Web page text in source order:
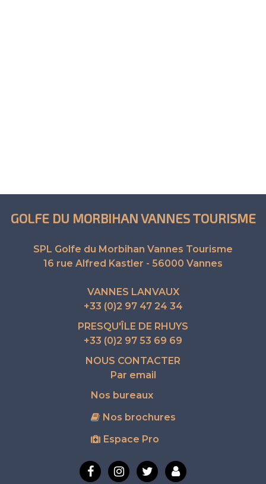
GOLFE DU MORBIHAN VANNES TOURISME
SPL Golfe du Morbihan Vannes Tourisme
16 rue Alfred Kastler - 56000 Vannes
+33 (0)2 97 47 24 34
VANNES LANVAUX
+33 (0)2 97 53 69 69
PRESQU'ÎLE DE RHUYS
Par email
NOUS CONTACTER
Nos bureaux
Nos brochures
Espace Pro